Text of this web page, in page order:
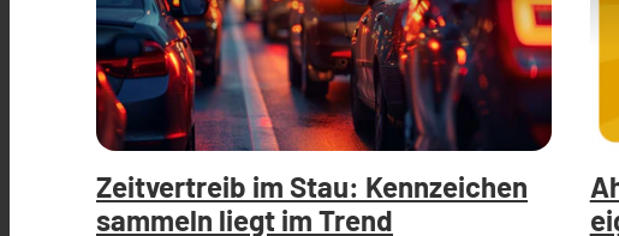
Zeitvertreib im Stau: Kennzeichen
sammeln liegt im Trend